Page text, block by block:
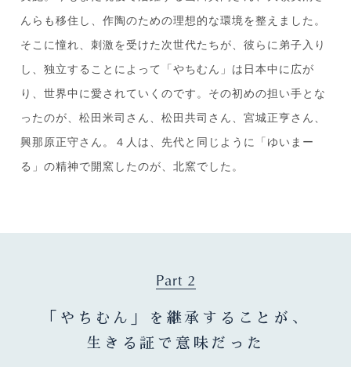
んらも移住し、作陶のための理想的な環境を整えました。
そこに憧れ、刺激を受けた次世代たちが、彼らに弟子入り
し、独立することによって「やちむん」は日本中に広が
り、世界中に愛されていくのです。その初めの担い手とな
ったのが、松田米司さん、松田共司さん、宮城正亨さん、
興那原正守さん。４人は、先代と同じように「ゆいまー
る」の精神で開窯したのが、北窯でした。
Part 2
「やちむん」を継承することが、
生きる証で意味だった